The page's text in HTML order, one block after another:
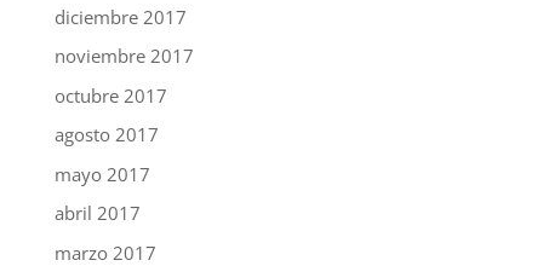
diciembre 2017
noviembre 2017
octubre 2017
agosto 2017
mayo 2017
abril 2017
marzo 2017